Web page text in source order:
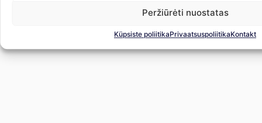
Peržiūrėti nuostatas
Küpsiste poliitikaPrivaatsuspoliitikaKontakt